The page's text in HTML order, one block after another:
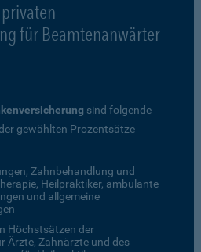
für Beamtenanwärter
sind folgende
gewählten Prozentsätze
Zahnbehandlung und
Heilpraktiker, ambulante
und allgemeine
Höchstsätzen der
Ärzte, Zahnärzte und des